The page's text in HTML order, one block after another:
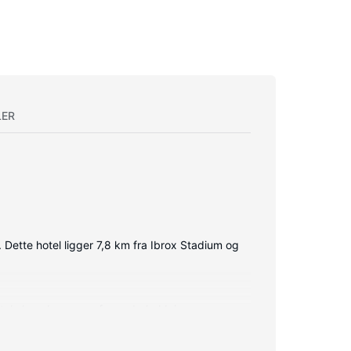
hotel ligger 7,8 km fra Ibrox Stadium og